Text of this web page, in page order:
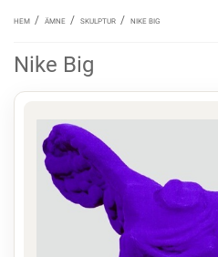
HEM ÄMNE SKULPTUR NIKE BIG
Nike Big